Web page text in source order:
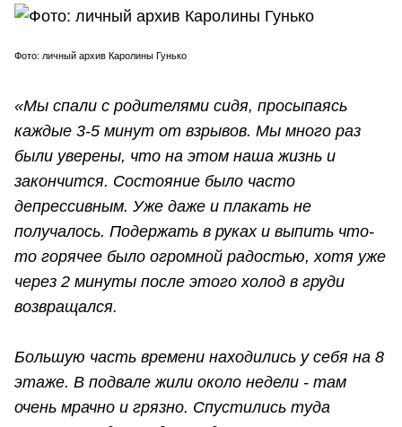
Фото: личный архив Каролины Гунько
«Мы спали с родителями сидя, просыпаясь
каждые 3-5 минут от взрывов. Мы много раз
были уверены, что на этом наша жизнь и
закончится. Состояние было часто
депрессивным. Уже даже и плакать не
получалось. Подержать в руках и выпить что-
то горячее было огромной радостью, хотя уже
через 2 минуты после этого холод в груди
возвращался.
Большую часть времени находились у себя на 8
этаже. В подвале жили около недели - там
очень мрачно и грязно. Спустились туда